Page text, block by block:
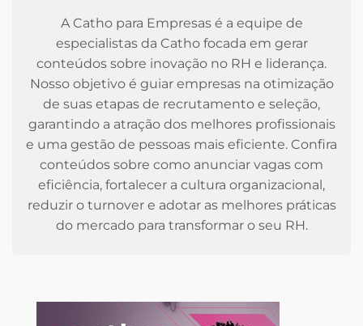
A Catho para Empresas é a equipe de
especialistas da Catho focada em gerar
conteúdos sobre inovação no RH e liderança.
Nosso objetivo é guiar empresas na otimização
de suas etapas de recrutamento e seleção,
garantindo a atração dos melhores profissionais
e uma gestão de pessoas mais eficiente. Confira
conteúdos sobre como anunciar vagas com
eficiência, fortalecer a cultura organizacional,
reduzir o turnover e adotar as melhores práticas
do mercado para transformar o seu RH.